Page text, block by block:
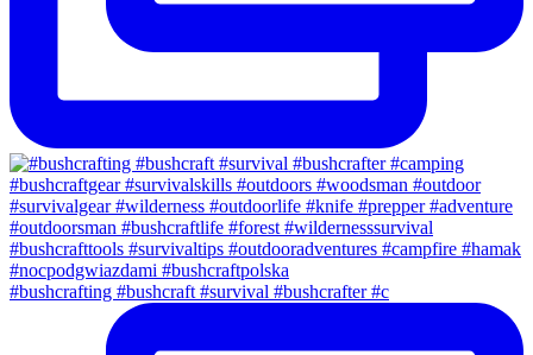
#bushcrafting #bushcraft #survival #bushcrafter #c